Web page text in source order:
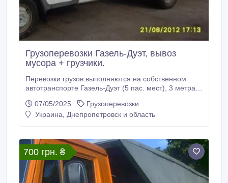
Грузоперевозки Газель-Дуэт, вывоз
мусора + грузчики.
Перевозки грузов выполняются на собственном
автотранспорте Газель-Дуэт (5 пас. мест), 3 метра,
и вещей, промышленных товаров, продуктов
питания, стройматериалов, потребительских
07/05/2025
Грузоперевозки
Украина, Днепропетровск и область
700 грн. ₴